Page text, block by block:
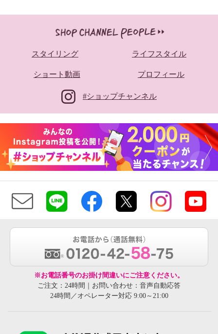
スタイリング ライフスタイル
ショート動画 プロフィール
#ショップチャンネル
※お電話番号のお掛け間違いにご注意ください。
ご注文：24時間｜お問い合わせ：音声自動応答
24時間／オペレーター対応 9:00～21:00